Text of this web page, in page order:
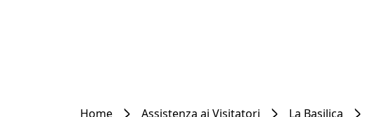
Home Assistenza ai Visitatori La Basilica